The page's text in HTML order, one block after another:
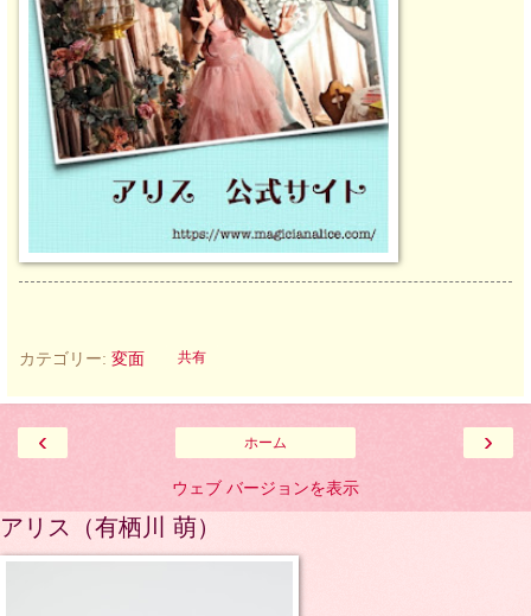
カテゴリー: 変面 共有
‹ ›
ホーム
ウェブ バージョンを表示
アリス（有栖川 萌）